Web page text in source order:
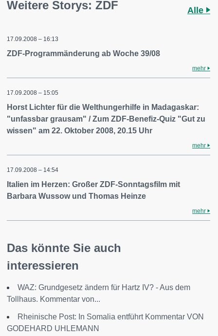
Weitere Storys: ZDF Alle
17.09.2008 – 16:13
ZDF-Programmänderung ab Woche 39/08
mehr
17.09.2008 – 15:05
Horst Lichter für die Welthungerhilfe in Madagaskar:
"unfassbar grausam" / Zum ZDF-Benefiz-Quiz "Gut zu
wissen" am 22. Oktober 2008, 20.15 Uhr
mehr
17.09.2008 – 14:54
Italien im Herzen: Großer ZDF-Sonntagsfilm mit
Barbara Wussow und Thomas Heinze
mehr
Das könnte Sie auch
interessieren
WAZ: Grundgesetz ändern für Hartz IV? - Aus dem
Tollhaus. Kommentar von...
Rheinische Post: In Somalia entführt Kommentar VON
GODEHARD UHLEMANN